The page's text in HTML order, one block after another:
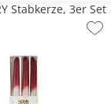
Stabkerze, 3er Set